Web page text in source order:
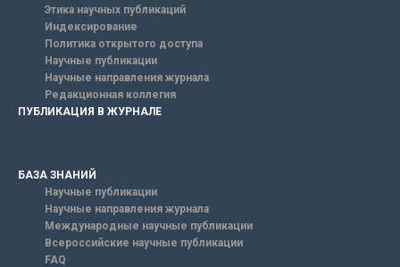
Этика научных публикаций
Индексирование
Политика открытого доступа
Научные публикации
Научные направления журнала
Редакционная коллегия
ПУБЛИКАЦИЯ В ЖУРНАЛЕ
БАЗА ЗНАНИЙ
Научные публикации
Научные направления журнала
Международные научные публикации
Всероссийские научные публикации
FAQ